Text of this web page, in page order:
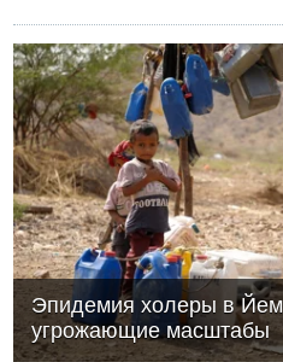
Эпидемия холеры в
угрожающие масштабы